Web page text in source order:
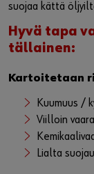
suojaa kättä
Hyvä tapa
tällainen:
Kartoitetaan
Kuumuus /
Viilloin vaara
Lialta